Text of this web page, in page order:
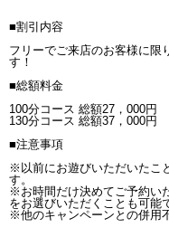
■割引内容
フリーでご来店のお客様に限
す！
■総額料金
100分コース 総額27，000円
130分コース 総額37，000円
■注意事項
※以前にお遊びいただいたこ
す。
※お時間だけ決めてご予約い
をお選びいただくことも可能
※他のキャンペーンとの併用